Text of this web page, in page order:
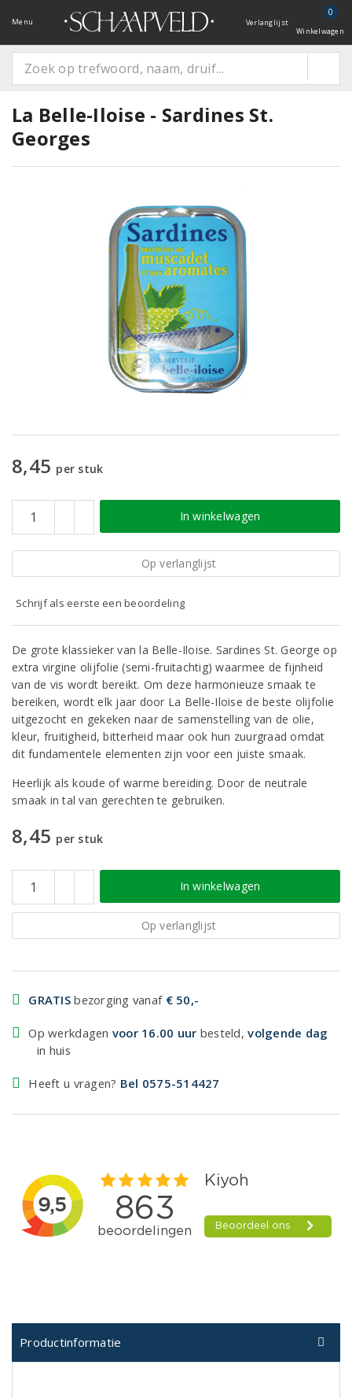
Menu Verlanglijst
0
Winkelwagen
La Belle-Iloise - Sardines St.
Georges
8,45 per stuk
In winkelwagen
Op verlanglijst
Schrijf als eerste een beoordeling
De grote klassieker van la Belle-Iloise. Sardines St. George op
extra virgine olijfolie (semi-fruitachtig) waarmee de fijnheid
van de vis wordt bereikt. Om deze harmonieuze smaak te
bereiken, wordt elk jaar door La Belle-Iloise de beste olijfolie
uitgezocht en gekeken naar de samenstelling van de olie,
kleur, fruitigheid, bitterheid maar ook hun zuurgraad omdat
dit fundamentele elementen zijn voor een juiste smaak.
Heerlijk als koude of warme bereiding. Door de neutrale
smaak in tal van gerechten te gebruiken.
8,45 per stuk
In winkelwagen
Op verlanglijst
GRATIS bezorging vanaf € 50,-
Op werkdagen voor 16.00 uur besteld,volgende dag
in huis
Heeft u vragen? Bel 0575-514427
Productinformatie